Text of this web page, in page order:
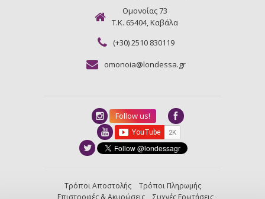
Ομονοίας 73
Τ.Κ. 65404, Καβάλα
(+30) 2510 830119
omonoia@londessa.gr
Follow us!
Τρόποι Αποστολής
Τρόποι Πληρωμής
Επιστροφές & Ακυρώσεις
Συχνές Ερωτήσεις